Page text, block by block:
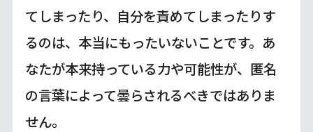
てしまったり、自分を責めてしまったりす
るのは、本当にもったいないことです。あ
なたが本来持っている力や可能性が、匿名
の言葉によって曇らされるべきではありま
せん。